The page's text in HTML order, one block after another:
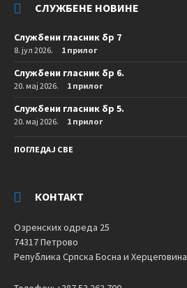
СЛУЖБЕНЕ НОВИНЕ
Службени гласник бр 7
8. јул 2026. 1 прилог
Службени гласник бр 6.
20. мај 2026. 1 прилог
Службени гласник бр 5.
20. мај 2026. 1 прилог
ПОГЛЕДАЈ СВЕ
КОНТАКТ
Озренских одреда 25
74317 Петрово
Република Српска Босна и Херцеговина